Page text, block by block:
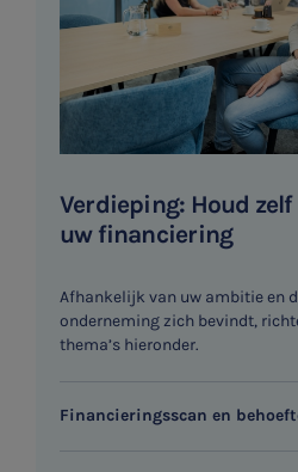
Verdieping: Houd zelf
uw financiering
Afhankelijk van uw ambitie en
onderneming zich bevindt,
thema’s hieronder.
Financieringsscan en